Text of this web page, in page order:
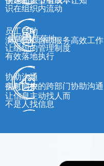
识在组织内流动
保障制度落地
让组织的管理制度
有效落地执行
信息门户
让信息主动找人而
不是人找信息
员工自助
满足员工自助服务高效工作
协助沟通
实时高效的跨部门协助沟通